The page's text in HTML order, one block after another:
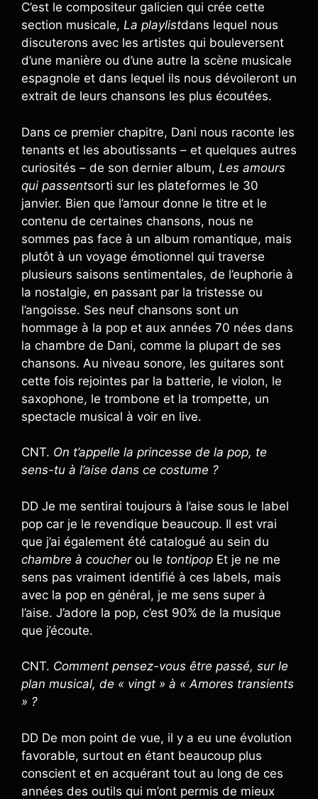
C’est le compositeur galicien qui crée cette
section musicale, La playlistdans lequel nous
discuterons avec les artistes qui bouleversent
d’une manière ou d’une autre la scène musicale
espagnole et dans lequel ils nous dévoileront un
extrait de leurs chansons les plus écoutées.
Dans ce premier chapitre, Dani nous raconte les
tenants et les aboutissants – et quelques autres
curiosités – de son dernier album, Les amours
qui passentsorti sur les plateformes le 30
janvier. Bien que l’amour donne le titre et le
contenu de certaines chansons, nous ne
sommes pas face à un album romantique, mais
plutôt à un voyage émotionnel qui traverse
plusieurs saisons sentimentales, de l’euphorie à
la nostalgie, en passant par la tristesse ou
l’angoisse. Ses neuf chansons sont un
hommage à la pop et aux années 70 nées dans
la chambre de Dani, comme la plupart de ses
chansons. Au niveau sonore, les guitares sont
cette fois rejointes par la batterie, le violon, le
saxophone, le trombone et la trompette, un
spectacle musical à voir en live.
CNT. On t’appelle la princesse de la pop, te
sens-tu à l’aise dans ce costume ?
DD Je me sentirai toujours à l’aise sous le label
pop car je le revendique beaucoup. Il est vrai
que j’ai également été catalogué au sein du
chambre à coucherou le tontipop Et je ne me
sens pas vraiment identifié à ces labels, mais
avec la pop en général, je me sens super à
l’aise. J’adore la pop, c’est 90% de la musique
que j’écoute.
CNT. Comment pensez-vous être passé, sur le
plan musical, de « vingt » à « Amores transients
» ?
DD De mon point de vue, il y a eu une évolution
favorable, surtout en étant beaucoup plus
conscient et en acquérant tout au long de ces
années des outils qui m’ont permis de mieux